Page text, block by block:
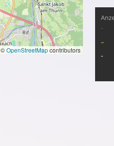
©OpenStreetMapcontributors
-
-
-